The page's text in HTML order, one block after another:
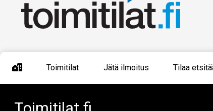
Toimitilat Jätä ilmoitus Tilaa